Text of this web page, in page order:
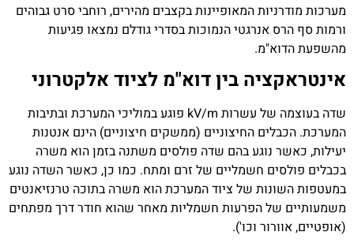
מערכות מודרניות המאופיינות בקצבים מהירים, רוחבי סרט גבוהים
ורמות סף הרס אנרגטי הנמוכות בסדרי גודלם נמצאו פגיעות
מהשפעת הדוא"מ.
אינטראקציה בין דוא"מ לציוד אלקטרוני
שדה בעוצמה של עשרות kV/m פוגע במוליכי המערכת ובתיבות
המערכת. הכבלים החיצוניים (ממשקים חיצוניים) הינם אנטנות
יעילות, כאשר נוגע בהם שדה פולסים משתנה בזמן הוא משרה
בכבלים פולסים חשמליים של זרם ומתח. כמו כן, כאשר השדה נוגע
במעטפות השונות של ציוד המערכת הוא משרה בתוכה טרנזיאנטים
משמעותיים של הפרעות חשמליות מאחר שהוא חודר דרך מפתחים
(אופטיים, אוורור וכו').